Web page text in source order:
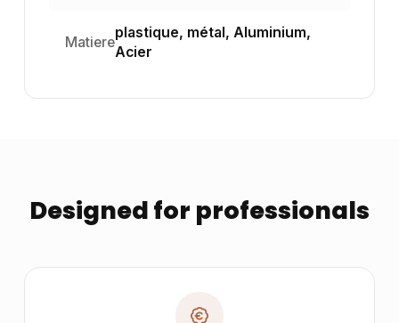
Matiere
plastique, métal, Aluminium,
Acier
Designed for professionals